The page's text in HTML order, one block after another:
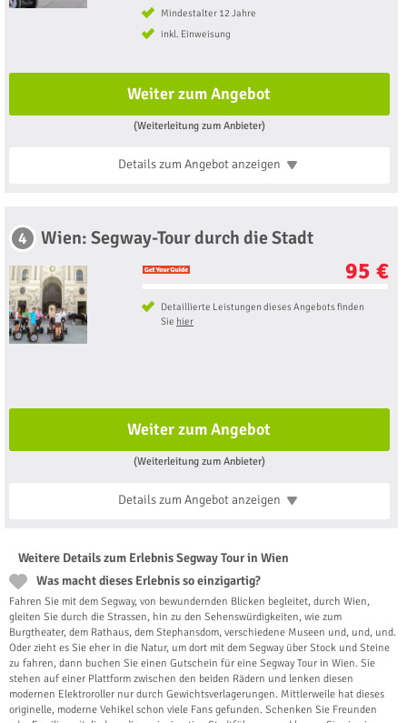
Mindestalter 12 Jahre
inkl. Einweisung
Weiter zum Angebot
(Weiterleitung zum Anbieter)
Details zum Angebotanzeigen
4 Wien: Segway-Tour durch die Stadt
95 €
Detaillierte Leistungen dieses Angebots finden
Sie hier
Weiter zum Angebot
(Weiterleitung zum Anbieter)
Details zum Angebotanzeigen
Weitere Details zum Erlebnis Segway Tour in Wien
Was macht dieses Erlebnis so einzigartig?
Fahren Sie mit dem Segway, von bewundernden Blicken begleitet, durch Wien,
gleiten Sie durch die Strassen, hin zu den Sehenswürdigkeiten, wie zum
Burgtheater, dem Rathaus, dem Stephansdom, verschiedene Museen und, und, und.
Oder zieht es Sie eher in die Natur, um dort mit dem Segway über Stock und Steine
zu fahren, dann buchen Sie einen Gutschein für eine Segway Tour in Wien. Sie
stehen auf einer Plattform zwischen den beiden Rädern und lenken diesen
modernen Elektroroller nur durch Gewichtsverlagerungen. Mittlerweile hat dieses
originelle, moderne Vehikel schon viele Fans gefunden. Schenken Sie Freunden